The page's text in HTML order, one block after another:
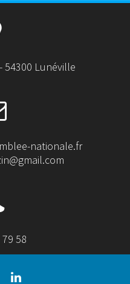
54300 Lunéville
nationale.fr
58